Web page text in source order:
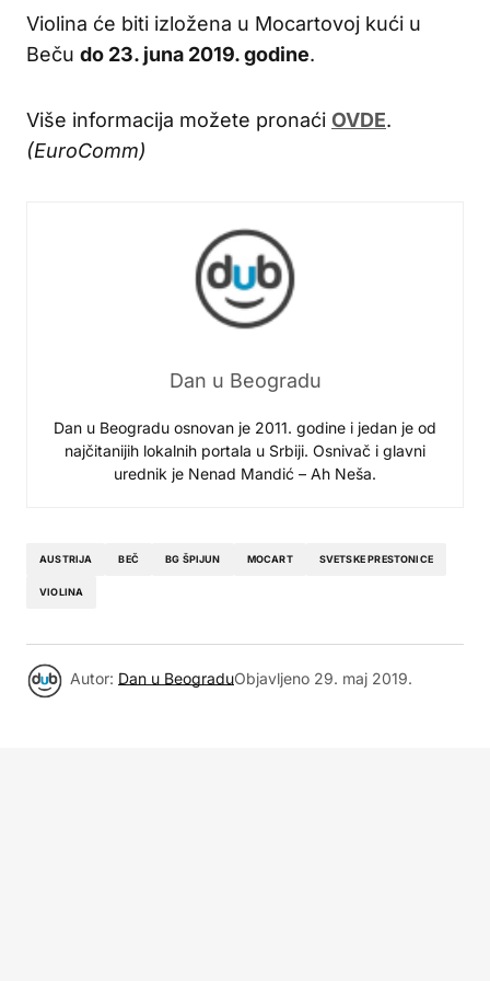
Violina će biti izložena u Mocartovoj kući u
Beču do 23. juna 2019. godine.
Više informacija možete pronaći OVDE.
(EuroComm)
Dan u Beogradu
Dan u Beogradu osnovan je 2011. godine i jedan je od
najčitanijih lokalnih portala u Srbiji. Osnivač i glavni
urednik je Nenad Mandić – Ah Neša.
AUSTRIJA BEČ BG ŠPIJUN MOCART SVETSKE PRESTONICE
VIOLINA
Autor: Dan u BeograduObjavljeno 29. maj 2019.